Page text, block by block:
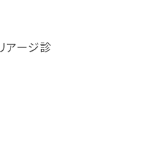
アージ診